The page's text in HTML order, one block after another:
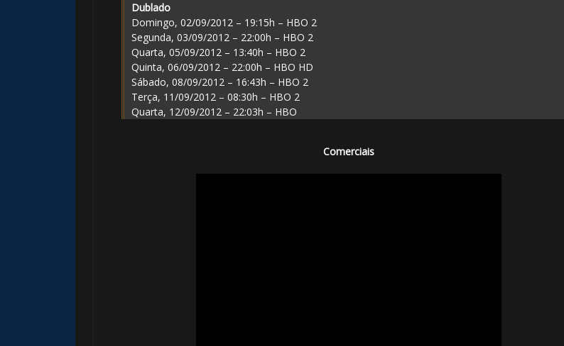
Dublado
Domingo, 02/09/2012 – 19:15h – HBO 2
Segunda, 03/09/2012 – 22:00h – HBO 2
Quarta, 05/09/2012 – 13:40h – HBO 2
Quinta, 06/09/2012 – 22:00h – HBO HD
Sábado, 08/09/2012 – 16:43h – HBO 2
Terça, 11/09/2012 – 08:30h – HBO 2
Quarta, 12/09/2012 – 22:03h – HBO
Comerciais